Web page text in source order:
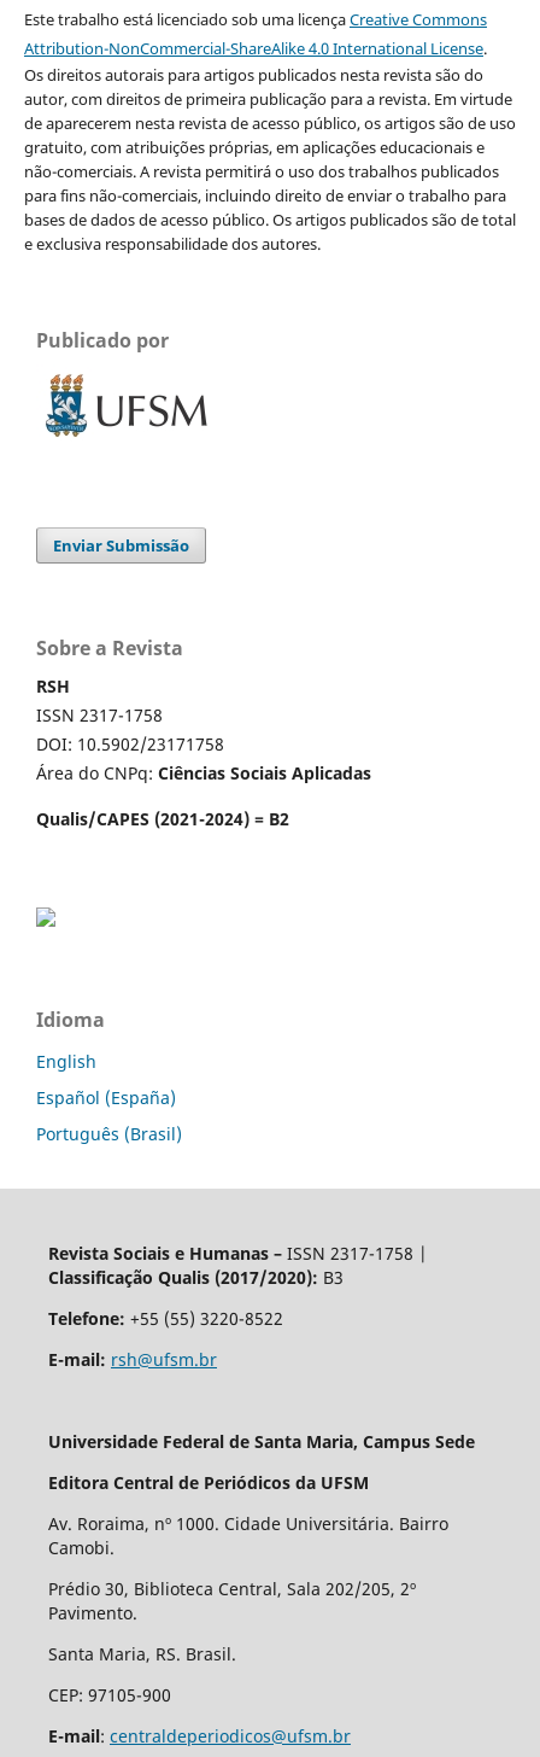
Este trabalho está licenciado sob uma licençaCreative Commons
Attribution-NonCommercial-ShareAlike 4.0 International License.
Os direitos autorais para artigos publicados nesta revista são do
autor, com direitos de primeira publicação para a revista. Em virtude
de aparecerem nesta revista de acesso público, os artigos são de uso
gratuito, com atribuições próprias, em aplicações educacionais e
não-comerciais. A revista permitirá o uso dos trabalhos publicados
para fins não-comerciais, incluindo direito de enviar o trabalho para
bases de dados de acesso público. Os artigos publicados são de total
e exclusiva responsabilidade dos autores.
Publicado por
Enviar Submissão
Sobre a Revista
RSH
ISSN 2317-1758
DOI: 10.5902/23171758
Área do CNPq: Ciências Sociais Aplicadas
Qualis/CAPES (2021-2024) = B2
Idioma
English
Español (España)
Português (Brasil)
Revista Sociais e Humanas –ISSN 2317-1758 |
Classificação Qualis (2017/2020): B3
Telefone: +55 (55) 3220-8522
E-mail: rsh@ufsm.br
Universidade Federal de Santa Maria, Campus Sede
Editora Central de Periódicos da UFSM
Av. Roraima, nº 1000. Cidade Universitária. Bairro
Camobi.
Prédio 30, Biblioteca Central, Sala 202/205, 2º
Pavimento.
Santa Maria, RS. Brasil.
CEP: 97105-900
E-mail: centraldeperiodicos@ufsm.br